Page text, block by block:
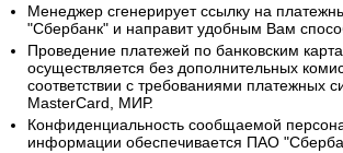
Менеджер сгенерирует ссылку на
"Сбербанк" и направит удобным Вам
Проведение платежей по банковским
осуществляется без дополнительных
соответствии с требованиями платежных
MasterCard, МИР.
Конфиденциальность сообщаемой
информации обеспечивается ПАО